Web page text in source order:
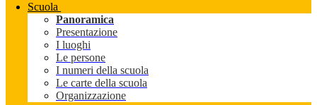
Scuola
Panoramica
Presentazione
I luoghi
Le persone
I numeri della scuola
Le carte della scuola
Organizzazione